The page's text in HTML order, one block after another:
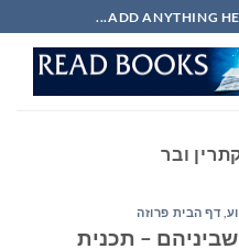
ADD ANYTHING
ובר
דף הבית פרוזה
– תכנית